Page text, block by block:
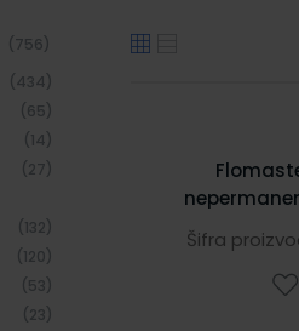
(756)
(434)
(65)
(14)
(27)
(132)
(120)
(53)
(23)
Šifra